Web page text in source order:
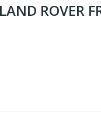
ROVER